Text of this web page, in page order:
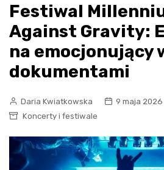
Festiwal
Against Gravity:
na emocjonujący
dokumentami
Daria Kwiatkowska
9 maja 2026
Koncerty i festiwale